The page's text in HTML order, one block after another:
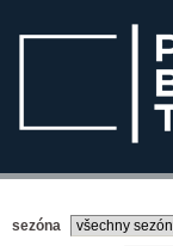
sezóna